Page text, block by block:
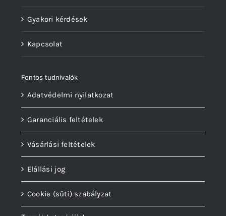
Gyakori kérdések
Kapcsolat
Fontos tudnivalók
Adatvédelmi nyilatkozat
Garanciális feltételek
Vásárlási feltételek
Elállási jog
Cookie (süti) szabályzat